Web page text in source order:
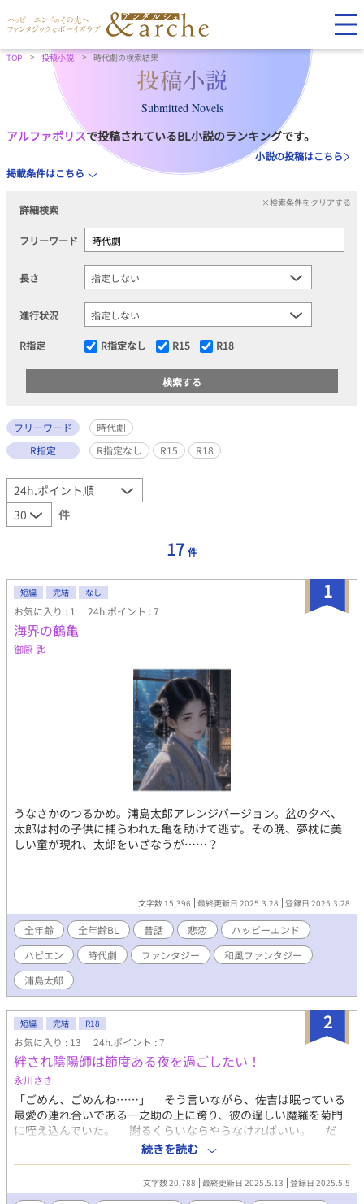
TOP 投稿小説 時代劇の検索結果
Submitted Novels
アルファポリスで投稿されているBL小説のランキングです。
小説の投稿はこちら
掲載条件はこちら
詳細検索
×検索条件をクリアする
フリーワード
長さ
進行状況
R指定 R指定なし R15 R18
フリーワード
時代劇
R指定
R指定なし R15 R18
件
17 件
1
短編 完結 なし
お気に入り : 1 24h.ポイント : 7
海界の鶴亀
御厨 匙
うなさかのつるかめ。浦島太郎アレンジバージョン。盆の夕べ、
太郎は村の子供に捕らわれた亀を助けて逃す。その晩、夢枕に美
しい童が現れ、太郎をいざなうが……？
文字数 15,396 最終更新日 2025.3.28 登録日 2025.3.28
全年齢 全年齢BL 昔話 悲恋
ハッピーエンド
ハピエン
時代劇 ファンタジー
和風ファンタジー
浦島太郎
2
短編 完結 R18
お気に入り : 13 24h.ポイント : 7
絆され陰陽師は節度ある夜を過ごしたい！
永川さき
「ごめん、ごめんね……」 そう言いながら、佐吉は眠っている
最愛の連れ合いである一之助の上に跨り、彼の逞しい魔羅を菊門
に咥え込んでいた。 謝るくらいならやらなければいい。 だ
が、佐吉には一之助の濃厚な精を搾り取らなければならない、切
羽詰まった理由があった。 鬼の血を引いた放免×妖を惹きつける
体質の陰陽師 平安時代ファンタジーBL 丸井まー様の「睡Ｘ姦企
画」、春森夢花様主催の「時代劇BL2024」参加作品です。 他サ
続きを読む
文字数 20,788 最終更新日 2025.5.13 登録日 2025.5.5